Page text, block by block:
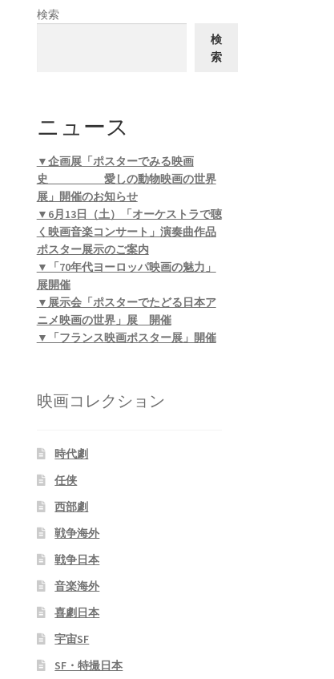
検索
検
索
ニュース
▼企画展「ポスターでみる映画
史 愛しの動物映画の世界
展」開催のお知らせ
▼6月13日（土）「オーケストラで聴
く映画音楽コンサート」演奏曲作品
ポスター展示のご案内
▼「70年代ヨーロッパ映画の魅力」
展開催
▼展示会「ポスターでたどる日本ア
ニメ映画の世界」展 開催
▼「フランス映画ポスター展」開催
映画コレクション
時代劇
任侠
西部劇
戦争海外
戦争日本
音楽海外
喜劇日本
宇宙SF
SF・特撮日本